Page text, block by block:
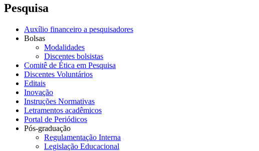
Pesquisa
Auxílio financeiro a pesquisadores
Bolsas
Modalidades
Discentes bolsistas
Comitê de Ética em Pesquisa
Discentes Voluntários
Editais
Inovação
Instruções Normativas
Letramentos acadêmicos
Portal de Periódicos
Pós-graduação
Regulamentação Interna
Legislação Educacional